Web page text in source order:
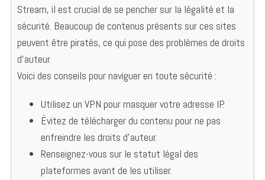
Stream, il est crucial de se pencher sur la légalité et la
sécurité. Beaucoup de contenus présents sur ces sites
peuvent être piratés, ce qui pose des problèmes de droits
d’auteur.
Voici des conseils pour naviguer en toute sécurité :
Utilisez un VPN pour masquer votre adresse IP.
Évitez de télécharger du contenu pour ne pas
enfreindre les droits d’auteur.
Renseignez-vous sur le statut légal des
plateformes avant de les utiliser.